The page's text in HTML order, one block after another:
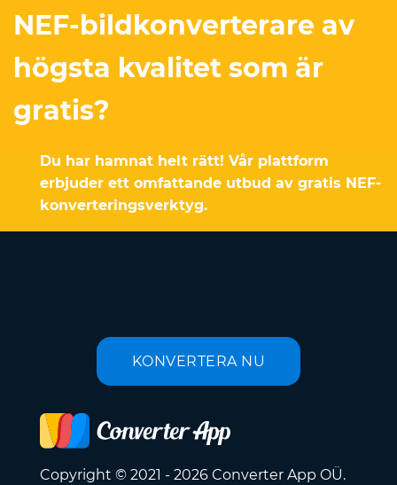
NEF-bildkonverterare av
högsta kvalitet som är
gratis?
Du har hamnat helt rätt! Vår plattform
erbjuder ett omfattande utbud av gratis NEF-
konverteringsverktyg.
KONVERTERA NU
Copyright © 2021 - 2026 Converter App OÜ.